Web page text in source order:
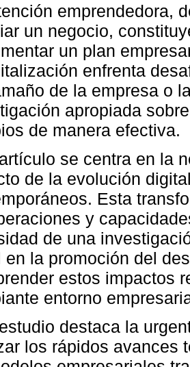
emprendedora,
un negocio,
un plan
enfrenta
de la empresa o
apropiada
de manera efectiva.
se centra en la
de la evolución
Esta
y
de una
en la promoción del
estos impactos
entorno
destaca la
los rápidos avances